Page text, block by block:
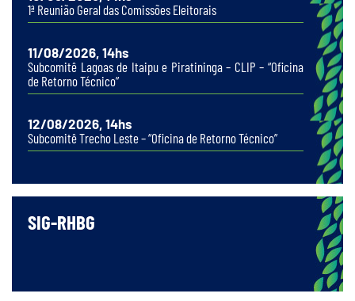
1ª Reunião Geral das Comissões Eleitorais
11/08/2026, 14hs
Subcomitê Lagoas de Itaipu e Piratininga – CLIP – “Oficina
de Retorno Técnico”
12/08/2026, 14hs
Subcomitê Trecho Leste – “Oficina de Retorno Técnico”
SIG-RHBG